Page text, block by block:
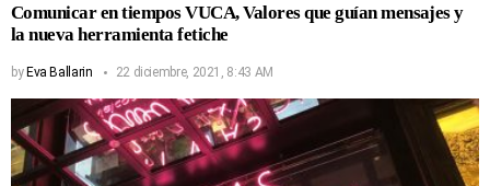
Comunicar en tiempos VUCA, Valores que guían mensajes y
la nueva herramienta fetiche
byEva Ballarin 22 diciembre, 2021, 8:43 AM